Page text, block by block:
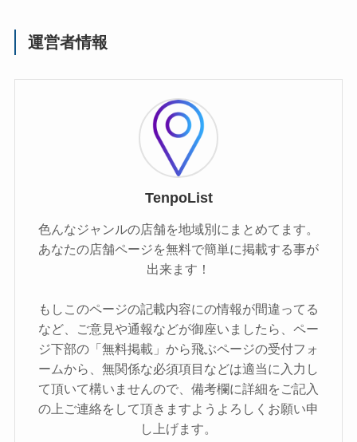
運営者情報
TenpoList
色んなジャンルの店舗を地域別にまとめてます。
あなたの店舗ページを無料で簡単に掲載する事が
出来ます！
もしこのページの記載内容にの情報が間違ってる
など、ご意見や通報などが御座いましたら、ペー
ジ下部の「無料掲載」から飛ぶページの受付フォ
ームから、無関係な必須項目などは適当に入力し
て頂いて構いませんので、備考欄に詳細をご記入
の上ご連絡をして頂きますようよろしくお願い申
し上げます。